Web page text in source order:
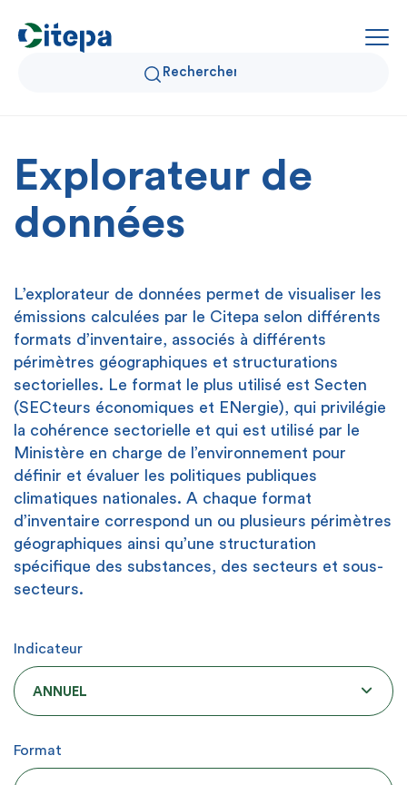
Qui sommes-nous ?
Données Air et Climat
Expertise et solutions
Explorateur de
données
L’explorateur de données permet de visualiser les
émissions calculées par le Citepa selon différents
formats d’inventaire, associés à différents
périmètres géographiques et structurations
sectorielles. Le format le plus utilisé est Secten
(S ECteurs économiques et EN ergie), qui privilégie
la cohérence sectorielle et qui est utilisé par le
Ministère en charge de l’environnement pour
définir et évaluer les politiques publiques
climatiques nationales. A chaque format
d’inventaire correspond un ou plusieurs périmètres
géographiques ainsi qu’une structuration
spécifique des substances , des secteurs et sous-
secteurs.
Indicateur
ANNUEL
Format